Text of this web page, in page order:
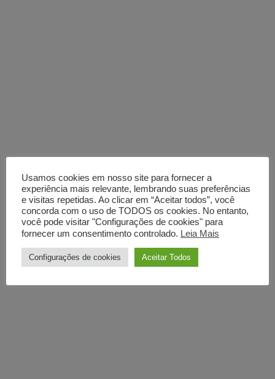
Usamos cookies em nosso site para fornecer a
experiência mais relevante, lembrando suas preferências
e visitas repetidas. Ao clicar em “Aceitar todos”, você
concorda com o uso de TODOS os cookies. No entanto,
você pode visitar "Configurações de cookies" para
fornecer um consentimento controlado. Leia Mais
Configurações de cookies Aceitar Todos